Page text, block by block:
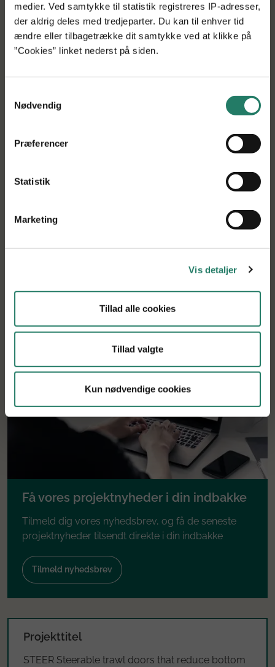
medier. Ved samtykke til statistik registreres IP-adresser,
der aldrig deles med tredjeparter. Du kan til enhver tid
ændre eller tilbagetrække dit samtykke ved at klikke på
”Cookies” linket nederst på siden.
Nødvendig
Præferencer
Statistik
Marketing
Vis detaljer
Tillad alle cookies
Tillad valgte
Kun nødvendige cookies
Elektronik frem for hydraulik
De store trawlskovle, som MLD har udviklet, er hydraulisk
styret. Det hydrauliske udstyr er imidlertid meget tungt,
I projektet vil MLD derfor udvikle og fremstille en ny
Havfisken, som størrelsesmæssigt passer til fiskeri af
GUDP har bevilget fire en halvmillion kroner til
Få vores projektnyheder i din indbakke
Tilmeld dig vores nyhedsbrev, og få de seneste
projektnyheder tilsendt direkte i din indbakke
Tilmeld nyhedsbrev
Projekttitel
STEER Steerable trawl doors that reduce bottom